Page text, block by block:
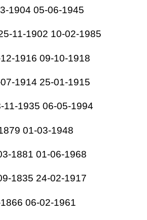
1904 05-06-1945
11-1902 10-02-1985
1916 09-10-1918
1914 25-01-1915
11-1935 06-05-1994
01-03-1948
1881 01-06-1968
1835 24-02-1917
06-02-1961